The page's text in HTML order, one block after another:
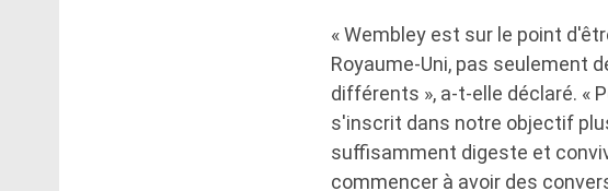
« Wembley est sur le point
Royaume-Uni, pas seulement
différents », a-t-elle déclaré. «
s'inscrit dans notre objectif
suffisamment digeste et
commencer à avoir des